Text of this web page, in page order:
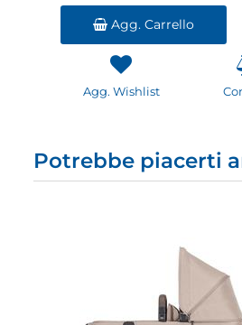
Agg. Carrello
Agg. Wishlist
Potrebbe piacerti